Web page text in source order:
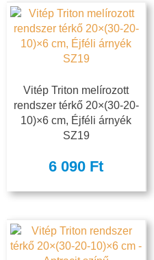
Vitép Triton melírozott
rendszer térkő 20×(30-20-
10)×6 cm, Éjféli árnyék
SZ19
6 090 Ft